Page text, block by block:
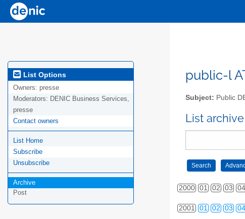
List Options
Owners: presse
Moderators: DENIC Business Services,
presse
Contact owners
List Home
Subscribe
Unsubscribe
Archive
Post
public-l
Subject: Public
List archive
2000 01 02 03 04
2001 01 02 03 04